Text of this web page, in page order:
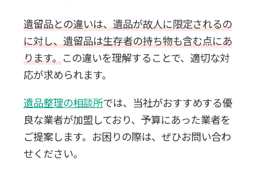
遺留品との違いは、遺品が故人に限定されるの
に対し、遺留品は生存者の持ち物も含む点にあ
ります。この違いを理解することで、適切な対
応が求められます。
遺品整理の相談所では、当社がおすすめする優
良な業者が加盟しており、予算にあった業者を
ご提案します。お困りの際は、ぜひお問い合わ
せください。